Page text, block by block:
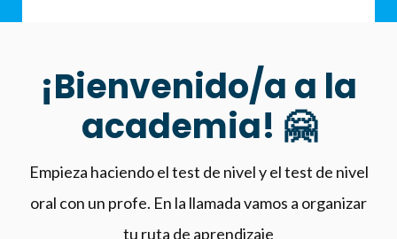
¡Bienvenido/a a la
academia! 🤗
Empieza haciendo el test de nively el test de nivel
oral con un profe. En la llamada vamos a organizar
tu ruta de aprendizaje